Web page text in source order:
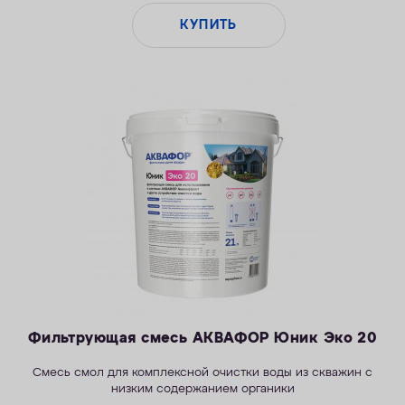
КУПИТЬ
Фильтрующая смесь АКВАФОР Юник Эко 20
Смесь смол для комплексной очистки воды из скважин с
низким содержанием органики